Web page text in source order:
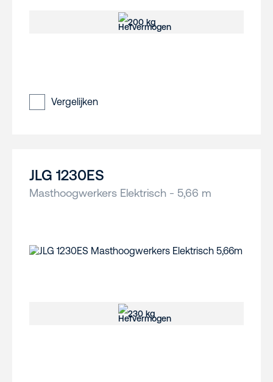
200 kg
Vergelijken
JLG 1230ES
Masthoogwerkers Elektrisch - 5,66 m
230 kg